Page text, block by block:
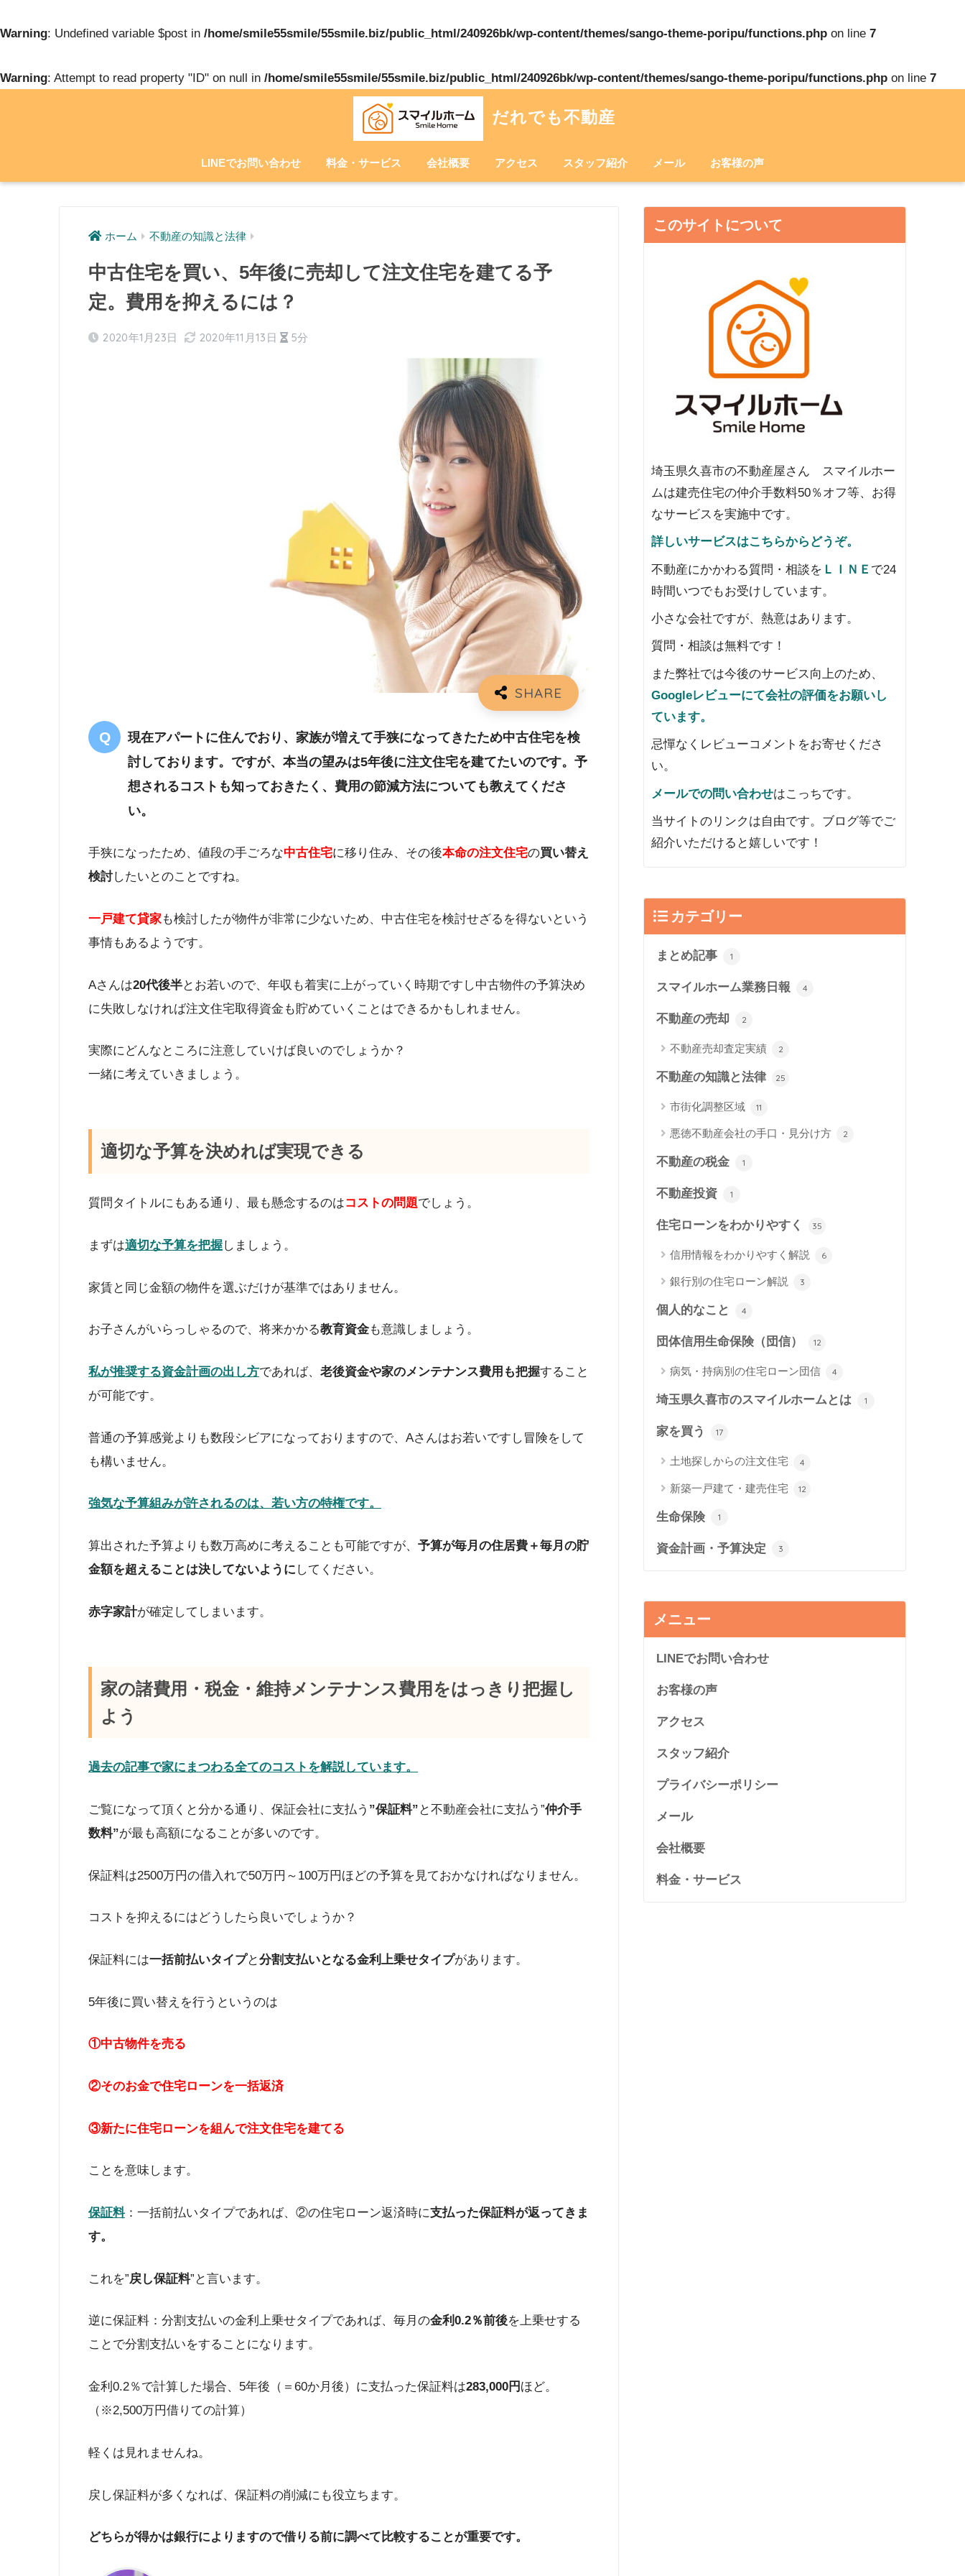
Warning: Undefined variable $post in /home/smile55smile/55smile.biz/public_html/240926bk/wp-content/themes/sango-theme-poripu/functions.php on line 7
Warning: Attempt to read property "ID" on null in /home/smile55smile/55smile.biz/public_html/240926bk/wp-content/themes/sango-theme-poripu/functions.php on line 7
だれでも不動産
LINEでお問い合わせ 料金・サービス 会社概要 アクセス スタッフ紹介 メール お客様の声
ホーム 不動産の知識と法律
中古住宅を買い、5年後に売却して注文住宅を建てる予
定。費用を抑えるには？
2020年1月23日 2020年11月13日 5分
現在アパートに住んでおり、家族が増えて手狭になってきたため中古住宅を検
討しております。ですが、本当の望みは5年後に注文住宅を建てたいのです。予
想されるコストも知っておきたく、費用の節減方法についても教えてくださ
い。
手狭になったため、値段の手ごろな中古住宅に移り住み、その後本命の注文住宅の買い替え
検討したいとのことですね。
一戸建て貸家も検討したが物件が非常に少ないため、中古住宅を検討せざるを得ないという
事情もあるようです。
Aさんは20代後半とお若いので、年収も着実に上がっていく時期ですし中古物件の予算決め
に失敗しなければ注文住宅取得資金も貯めていくことはできるかもしれません。
実際にどんなところに注意していけば良いのでしょうか？
一緒に考えていきましょう。
適切な予算を決めれば実現できる
質問タイトルにもある通り、最も懸念するのはコストの問題でしょう。
まずは適切な予算を把握しましょう。
家賃と同じ金額の物件を選ぶだけが基準ではありません。
お子さんがいらっしゃるので、将来かかる教育資金も意識しましょう。
私が推奨する資金計画の出し方であれば、 老後資金や家のメンテナンス費用も把握すること
が可能です。
普通の予算感覚よりも数段シビアになっておりますので、Aさんはお若いですし冒険をして
も構いません。
強気な予算組みが許されるのは、若い方の特権です。
算出された予算よりも数万高めに考えることも可能ですが、 予算が毎月の住居費＋毎月の貯
金額を超えることは決してないように してください。
赤字家計が確定してしまいます。
家の諸費用・税金・維持メンテナンス費用をはっきり把握し
よう
過去の記事で家にまつわる全てのコストを解説しています。
ご覧になって頂くと分かる通り、保証会社に支払う ”保証料” と不動産会社に支払う”仲介手
数料”が最も高額になることが多いのです。
保証料は2500万円の借入れで50万円～100万円ほどの予算を見ておかなければなりません。
コストを抑えるにはどうしたら良いでしょうか？
保証料には一括前払いタイプと分割支払いとなる金利上乗せタイプがあります。
5年後に買い替えを行うというのは
①中古物件を売る
②そのお金で住宅ローンを一括返済
③新たに住宅ローンを組んで注文住宅を建てる
ことを意味します。
保証料：一括前払いタイプであれば、②の住宅ローン返済時に支払った保証料が返ってきま
す。
これを”戻し保証料”と言います。
逆に保証料：分割支払いの金利上乗せタイプであれば、毎月の金利0.2％前後を上乗せする
ことで分割支払いをすることになります。
金利0.2％で計算した場合、5年後（＝60か月後）に支払った保証料は283,000円 ほど。
（※2,500万円借りての計算）
軽くは見れませんね。
戻し保証料が多くなれば、保証料の削減にも役立ちます。
どちらが得かは銀行によりますので借りる前に調べて比較することが重要です。
このサイトについて
埼玉県久喜市の不動産屋さん スマイルホー
ムは建売住宅の仲介手数料50％オフ等、お得
なサービスを実施中です。
詳しいサービスはこちらからどうぞ。
不動産にかかわる質問・相談を ＬＩＮＥ で24
時間いつでもお受けしています。
小さな会社ですが、熱意はあります。
質問・相談は無料です！
また弊社では今後のサービス向上のため、
Googleレビューにて会社の評価をお願いし
ています。
忌憚なくレビューコメントをお寄せくださ
い。
メールでの問い合わせはこっちです。
当サイトのリンクは自由です。ブログ等でご
紹介いただけると嬉しいです！
カテゴリー
まとめ記事 1
スマイルホーム業務日報 4
不動産の売却 2
不動産売却査定実績 2
不動産の知識と法律 25
市街化調整区域 11
悪徳不動産会社の手口・見分け方 2
不動産の税金 1
不動産投資 1
住宅ローンをわかりやすく 35
信用情報をわかりやすく解説 6
銀行別の住宅ローン解説 3
個人的なこと 4
団体信用生命保険（団信） 12
病気・持病別の住宅ローン団信 4
埼玉県久喜市のスマイルホームとは 1
家を買う 17
土地探しからの注文住宅 4
新築一戸建て・建売住宅 12
生命保険 1
資金計画・予算決定 3
メニュー
LINEでお問い合わせ
お客様の声
アクセス
スタッフ紹介
プライバシーポリシー
メール
会社概要
料金・サービス